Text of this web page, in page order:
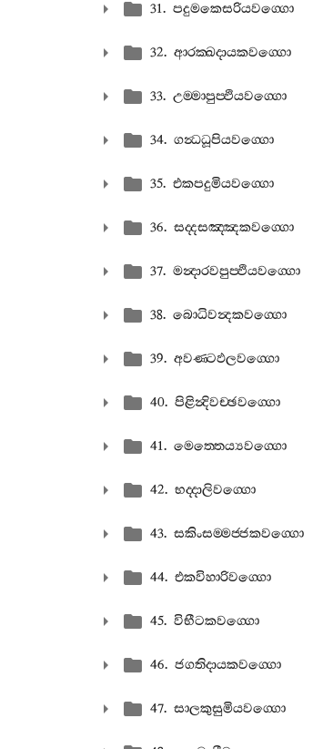
31. පදුමකෙසරියවග‍්ගො
32. ආරක‍්ඛදායකවග‍්ගො
33. උම‍්මාපුප‍්ඵියවග‍්ගො
34. ගන්‍ධධූපියවග‍්ගො
35. එකපදුමියවග‍්ගො
36. සද‍්දසඤ‍්ඤකවග‍්ගො
37. මන්‍දාරවපුප‍්ඵියවග‍්ගො
38. බොධිවන්‍දකවග‍්ගො
39. අවණ‍්ටඵලවග‍්ගො
40. පිළින්‍දිවච‍්ඡවග‍්ගො
41. මෙත‍්තෙය්‍යවග‍්ගො
42. භද‍්දාලිවග‍්ගො
43. සකිංසම‍්මජ‍්ජකවග‍්ගො
44. එකවිහාරිවග‍්ගො
45. විභීටකවග‍්ගො
46. ජගතිදායකවග‍්ගො
47. සාලකුසුමියවග‍්ගො